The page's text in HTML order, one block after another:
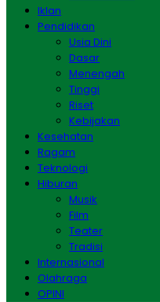
Iklan
Pendidikan
Usia Dini
Dasar
Menengah
Tinggi
Riset
Kebijakan
Kesehatan
Ragam
Teknologi
Hiburan
Musik
Film
Teater
Tradisi
Internasional
Olahraga
OPINI